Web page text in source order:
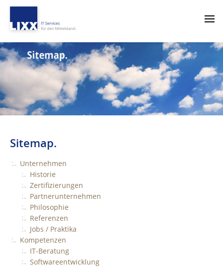
Sitemap.
Unternehmen
Historie
Zertifizierungen
Partnerunternehmen
Philosophie
Referenzen
Jobs / Praktika
Kompetenzen
IT-Beratung
Softwareentwicklung